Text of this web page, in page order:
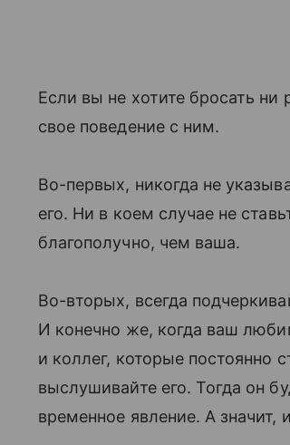
Если вы не хотите бросать ни
свое поведение с ним.
Во-первых, никогда не
его. Ни в коем случае не
благополучно, чем ваша.
Во-вторых, всегда
И конечно же, когда ваш
и коллег, которые постоянно
выслушивайте его. Тогда он
временное явление. А значит,